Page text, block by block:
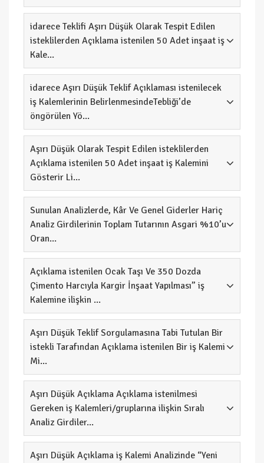
idarece Teklifi Aşırı Düşük Olarak Tespit Edilen
isteklilerden Açıklama istenilen 50 Adet inşaat iş
Kale...
idarece Aşırı Düşük Teklif Açıklaması istenilecek
iş Kalemlerinin BelirlenmesindeTebliği’de
öngörülen Yö...
Aşırı Düşük Olarak Tespit Edilen isteklilerden
Açıklama istenilen 50 Adet inşaat iş Kalemini
Gösterir Li...
Sunulan Analizlerde, Kâr Ve Genel Giderler Hariç
Analiz Girdilerinin Toplam Tutarının Asgari %10’u
Oran...
Açıklama istenilen Ocak Taşı Ve 350 Dozda
Çimento Harcıyla Kargir İnşaat Yapılması” iş
Kalemine ilişkin ...
Aşırı Düşük Teklif Sorgulamasına Tabi Tutulan Bir
istekli Tarafından Açıklama istenilen Bir iş Kalemi
Mi...
Aşırı Düşük Açıklama Açıklama istenilmesi
Gereken iş Kalemleri/gruplarına ilişkin Sıralı
Analiz Girdiler...
Aşırı Düşük Açıklama iş Kalemi Analizinde “Yeni